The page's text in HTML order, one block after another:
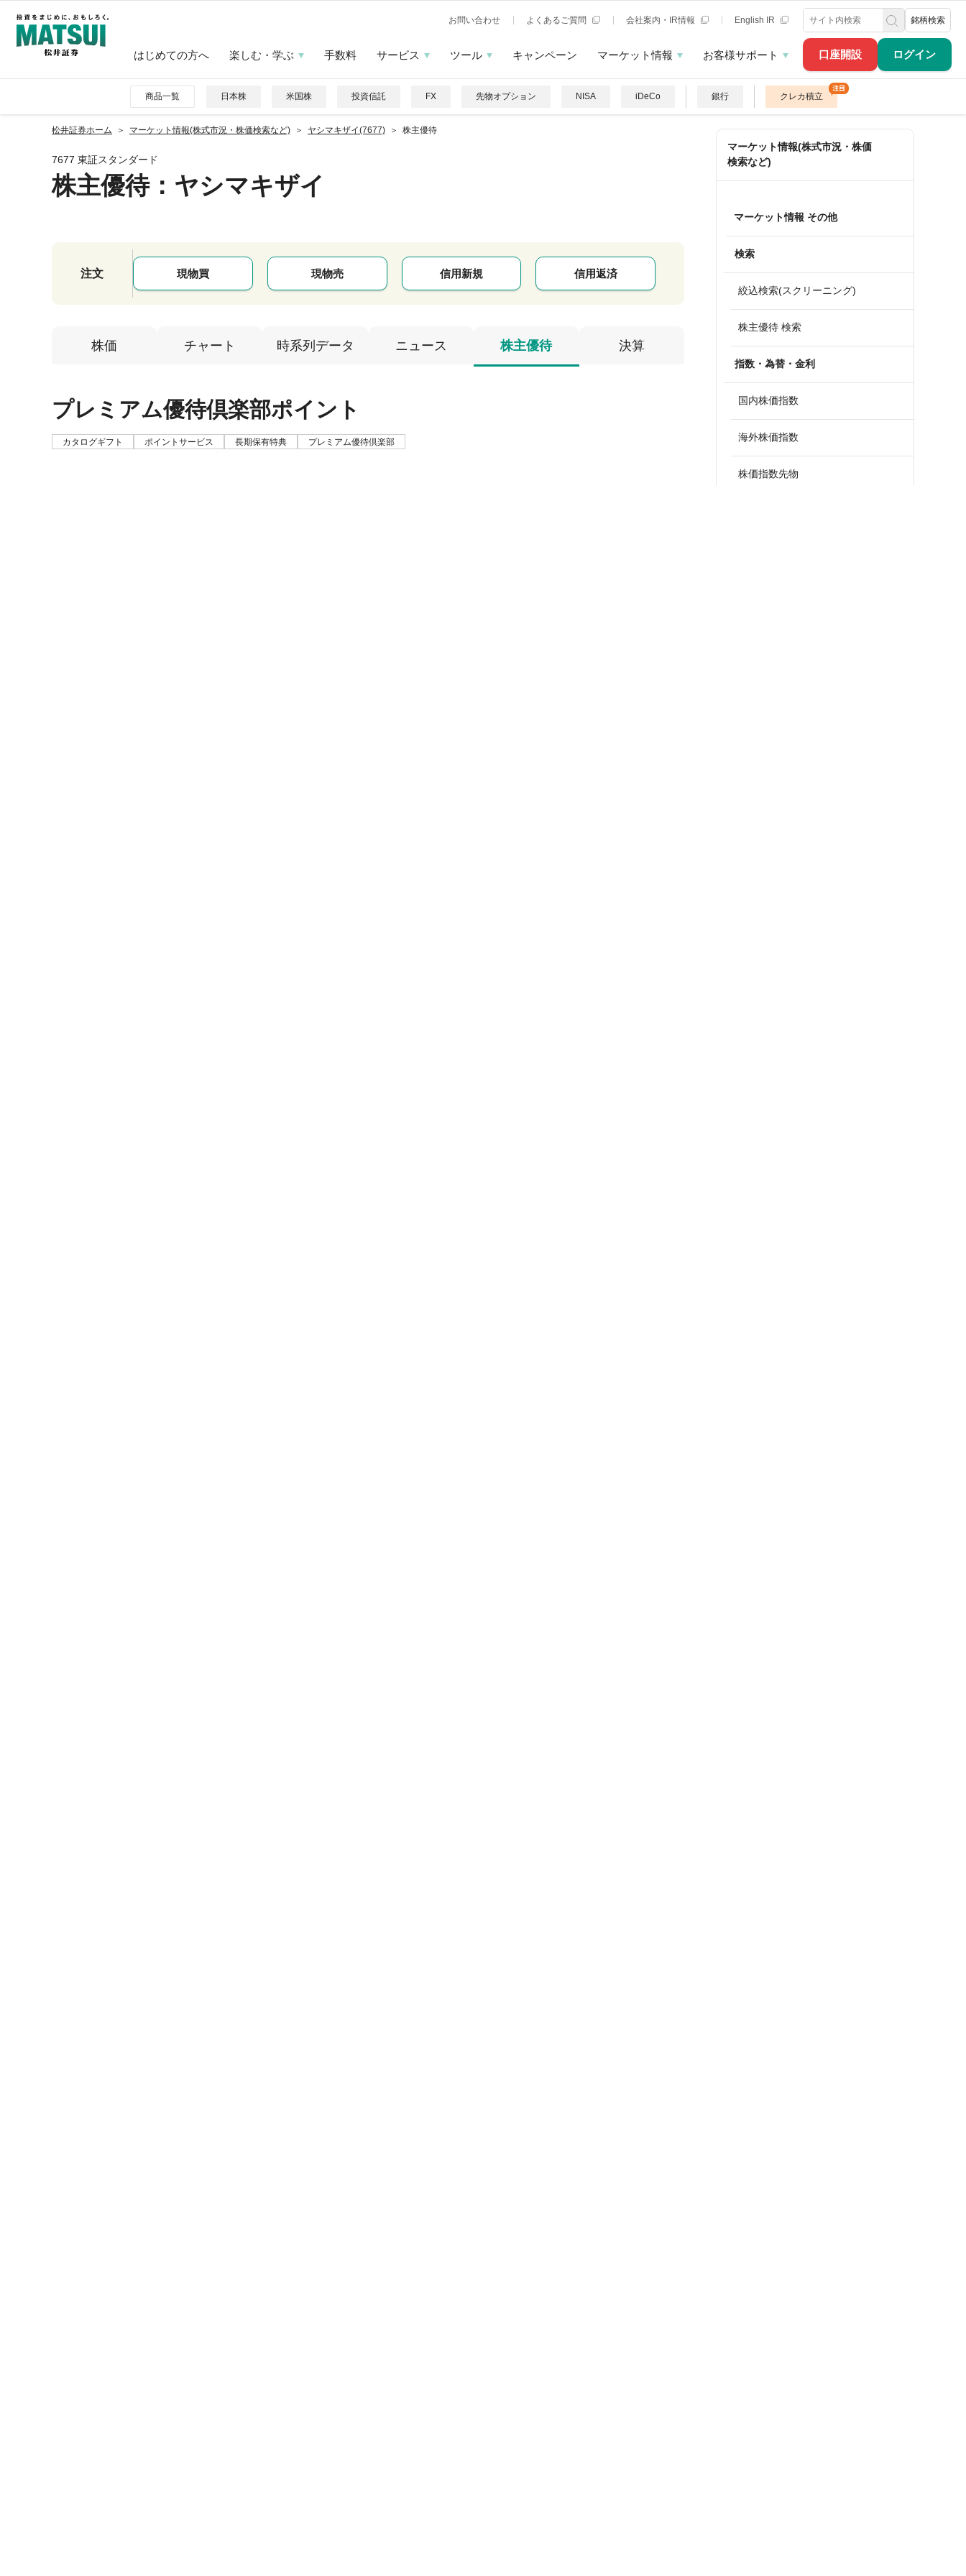
口座開設 ログイン
お問い合わせ よくあるご質問 会社案内・IR情報 English IR 銘柄検索
はじめての方へ 楽しむ・学ぶ 手数料 サービス ツール キャンペーン マーケット情報 お客様サポート
商品一覧 日本株 米国株 投資信託 FX 先物オプション NISA iDeCo 銀行 クレカ積立
松井証券ホーム マーケット情報(株式市況・株価検索など) ヤシマキザイ(7677) 株主優待
7677 東証スタンダード
株主優待：ヤシマキザイ
注文 現物買 現物売 信用新規 信用返済
株価 チャート 時系列データ ニュース 株主優待 決算
プレミアム優待倶楽部ポイント
カタログギフト ポイントサービス 長期保有特典 プレミアム優待倶楽部
マーケット情報(株式市況・株価
検索など)
マーケット情報 その他
検索
絞込検索(スクリーニング)
株主優待 検索
指数・為替・金利
国内株価指数
海外株価指数
株価指数先物